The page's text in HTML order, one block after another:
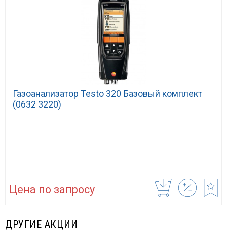
Газоанализатор Testo 320 Базовый комплект
(0632 3220)
Цена по запросу
ДРУГИЕ АКЦИИ